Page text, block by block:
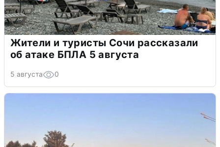
Жители и туристы Сочи рассказали
об атаке БПЛА 5 августа
5 августа 0